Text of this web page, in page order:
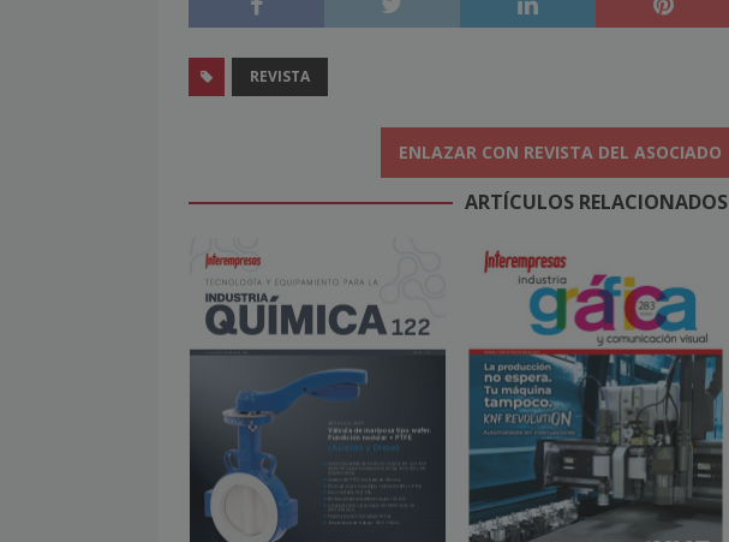
REVISTA
ENLAZAR CON REVISTA DEL ASOCIADO
ARTÍCULOS RELACIONADOS